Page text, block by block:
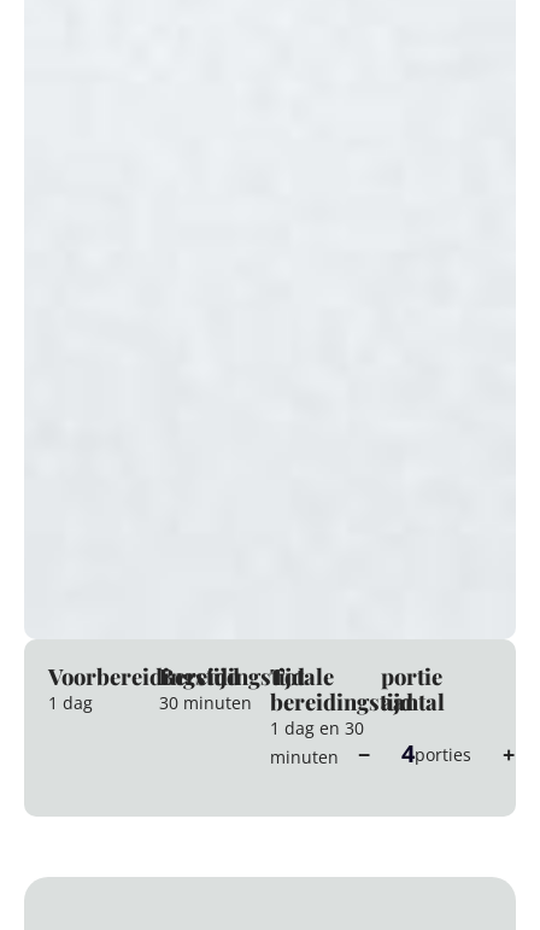
Voorbereidingstijd
1 dag
Bereidingstijd
30 minuten
Totale
bereidingstijd
1 dag en 30
minuten
portie
aantal
− 4porties +